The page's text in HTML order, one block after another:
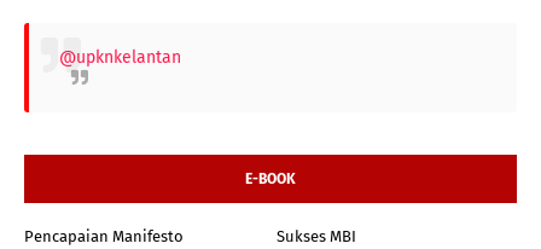
@upknkelantan
E-BOOK
Pencapaian Manifesto Sukses MBI